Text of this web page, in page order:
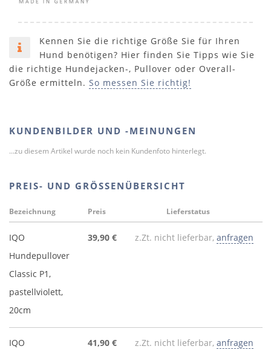
Kennen Sie die richtige Größe Sie für Ihren
Hund benötigen? Hier finden Sie Tipps wie Sie
die richtige Hundejacken-, Pullover oder Overall-
Größe ermitteln. So messen Sie richtig!
KUNDENBILDER UND -MEINUNGEN
...zu diesem Artikel wurde noch kein Kundenfoto hinterlegt.
PREIS- UND GRÖSSENÜBERSICHT
Bezeichnung Preis Lieferstatus
IQO
Hundepullover
Classic P1,
pastellviolett,
20cm
39,90 € z.Zt. nicht lieferbar, anfragen
IQO
41,90 € z.Zt. nicht lieferbar, anfragen